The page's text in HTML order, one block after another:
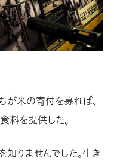
が米の寄付を募れば、
料を提供した。
知りませんでした。生き